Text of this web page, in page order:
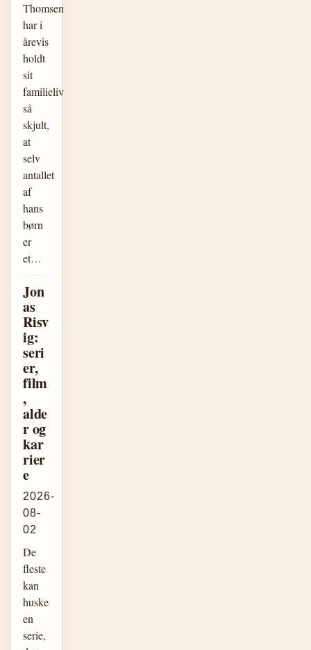
Thomsen
har i
årevis
holdt
sit
familieliv
så
skjult,
at
selv
antallet
af
hans
børn
er
et…
Jon
as
Risv
ig:
seri
er,
film
,
alde
r og
kar
rier
e
2026-
08-
02
De
fleste
kan
huske
en
serie,